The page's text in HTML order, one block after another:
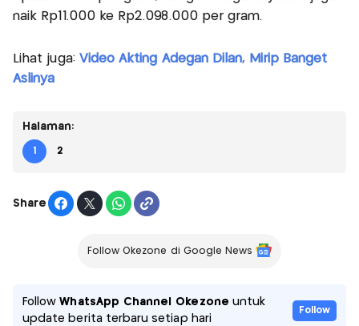
naik Rp11.000 ke Rp2.098.000 per gram.
Lihat juga: Video Akting Adegan Dilan, Mirip Banget
Aslinya
Halaman:
1 2
Share
Follow Okezone di Google News
FollowWhatsApp Channel Okezone untuk
update berita terbaru setiap hari
Follow